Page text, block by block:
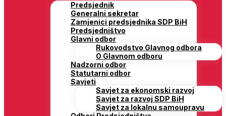
Predsjednik
Generalni sekretar
Zamjenici predsjednika SDP BiH
Predsjedništvo
Glavni odbor
Rukovodstvo Glavnog odbora
O Glavnom odboru
Nadzorni odbor
Statutarni odbor
Savjeti
Savjet za ekonomski razvoj
Savjet za razvoj SDP BiH
Savjet za lokalnu samoupravu